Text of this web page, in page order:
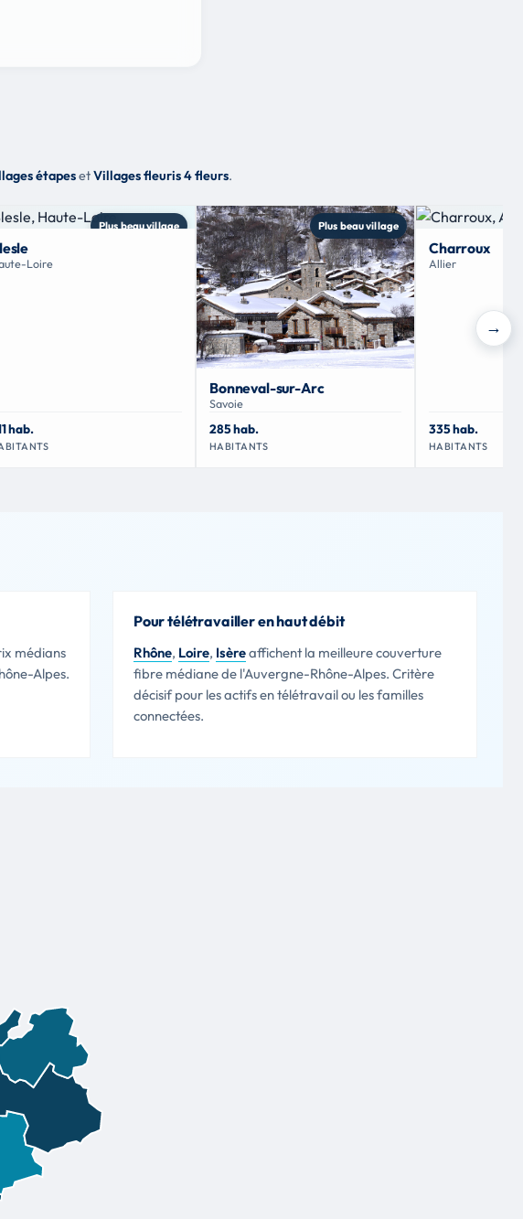
étapesetVillages fleuris 4 fleurs.
Plus beau village
Loire
hab.
Plus beau village
Bonneval-sur-Arc
Savoie
285 hab.
HABITANTS
Charroux
Allier
335 hab.
HABITANTS
→
médians
Alpes.
Pour télétravailler en haut débit
Rhône, Loire, Isèreaffichent la meilleure couverture
fibre médiane de l'Auvergne-Rhône-Alpes. Critère
décisif pour les actifs en télétravail ou les familles
connectées.